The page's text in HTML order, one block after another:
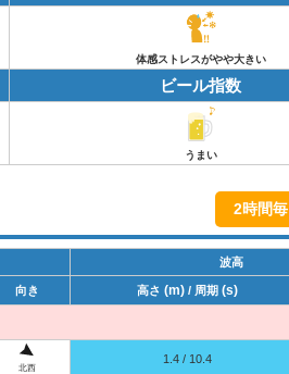
体感ストレスがやや大きい
ビール指数
うまい
2時間毎
波高
向き 高さ (m)/ 周期 (s)
北西
1.4 / 10.4